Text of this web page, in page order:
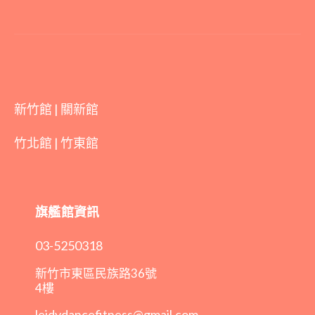
新竹館 | 關新館
竹北館 | 竹東館
旗艦館資訊
03-5250318
新竹市東區民族路36號
4樓